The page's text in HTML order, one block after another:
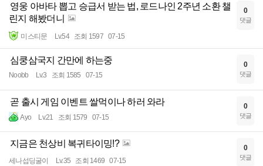
영웅 아바타 뽑고 승급서 받는 법, 로드나인 2주년 소환 챌
린지 해봤더니
미스티문 Lv.54 조회 1597 07-15
0
댓글
심쿵삼국지 간만에 하는중
Noobb Lv.3 조회 1585 07-15
0
댓글
곧 출시 게임 이벤트 쌀먹이나 하러 와라
Ayo Lv.21 조회 1579 07-15
0
댓글
지금은 천상비 복귀타이밍!?
세나섭딩굴이 Lv.35 조회 1469 07-15
0
댓글